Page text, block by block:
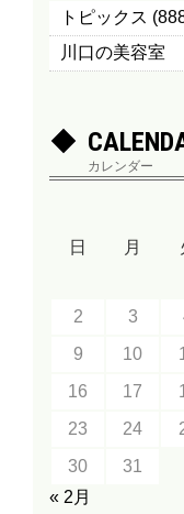
トピックス
川口の美容室
カレンダー
日 月
2
3
9
10
16
17
23
24
30
31
« 2月